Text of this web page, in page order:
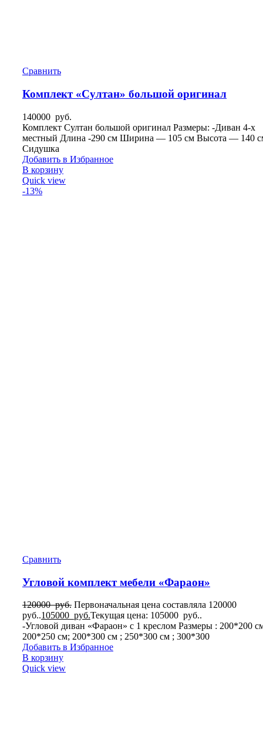
Сравнить
Комплект «Султан» большой оригинал
140000 руб.
Комплект Султан большой оригинал Размеры: -Диван 4-х
местный Длина -290 см Ширина — 105 см Высота — 140
Сидушка
Добавить в Избранное
В корзину
Quick view
-13%
Сравнить
Угловой комплект мебели «Фараон»
120000руб. Первоначальная цена составляла 120000
руб..105000 руб.Текущая цена: 105000 руб..
-Угловой диван «Фараон» с 1 креслом Размеры : 200*200
200*250 см; 200*300 см ; 250*300 см ; 300*300
Добавить в Избранное
В корзину
Quick view